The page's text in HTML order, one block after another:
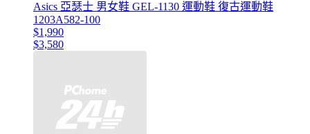
Asics 亞瑟士 男女鞋 GEL-1130 運動鞋 復古運動鞋
1203A582-100
$1,990
$3,580